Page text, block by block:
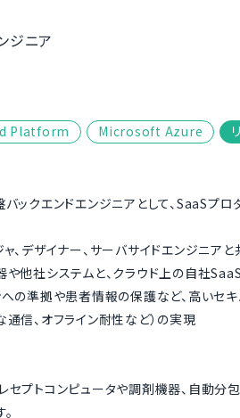
ジニア
Platform Microsoft Azure
ックエンドエンジニアとして、SaaSプ
、デザイナー、サーバサイドエンジニア
や他社システムと、クラウド上の自社
への準拠や患者情報の保護など、高いセ
通信、オフライン耐性など）の実現
セプトコンピュータや調剤機器、自動